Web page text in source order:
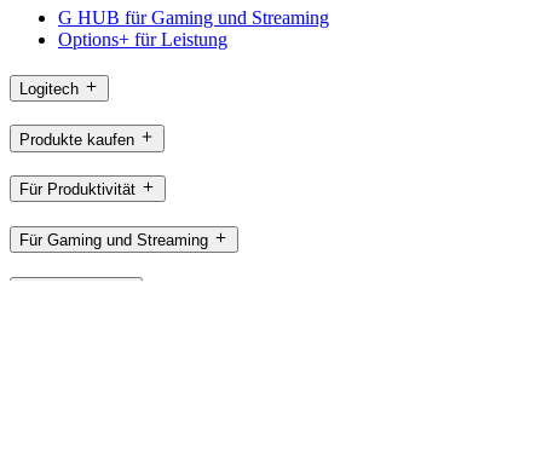
G HUB für Gaming und Streaming
Options+ für Leistung
Logitech
Produkte kaufen
Für Produktivität
Für Gaming und Streaming